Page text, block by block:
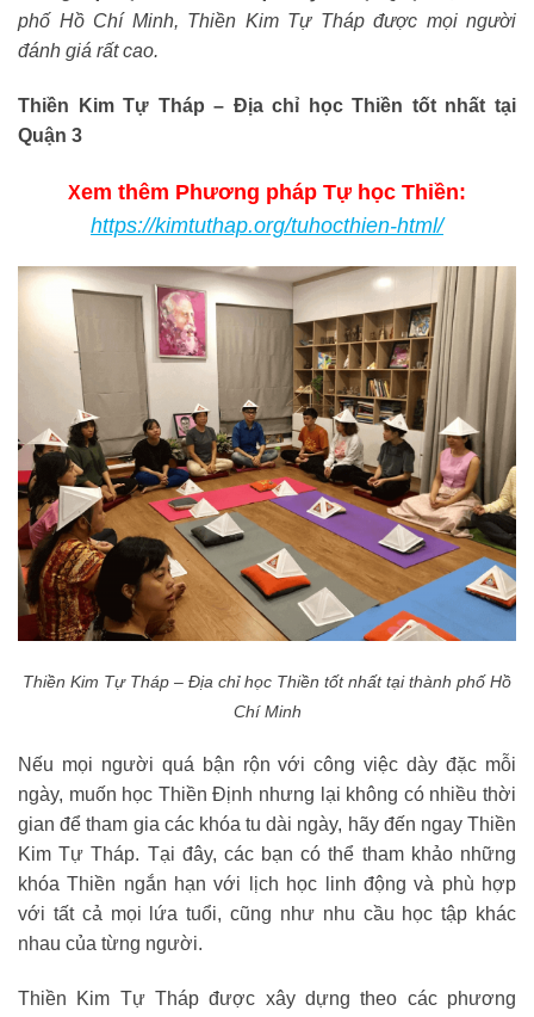
phố Hồ Chí Minh, Thiền Kim Tự Tháp được mọi người
đánh giá rất cao.
Thiền Kim Tự Tháp – Địa chỉ học Thiền tốt nhất tại
Quận 3
Xem thêm Phương pháp Tự học Thiền:
https://kimtuthap.org/tuhocthien-html/
Thiền Kim Tự Tháp – Địa chỉ học Thiền tốt nhất tại thành phố Hồ
Chí Minh
Nếu mọi người quá bận rộn với công việc dày đặc mỗi
ngày, muốn học Thiền Định nhưng lại không có nhiều thời
gian để tham gia các khóa tu dài ngày, hãy đến ngay Thiền
Kim Tự Tháp. Tại đây, các bạn có thể tham khảo những
khóa Thiền ngắn hạn với lịch học linh động và phù hợp
với tất cả mọi lứa tuổi, cũng như nhu cầu học tập khác
nhau của từng người.
Thiền Kim Tự Tháp được xây dựng theo các phương